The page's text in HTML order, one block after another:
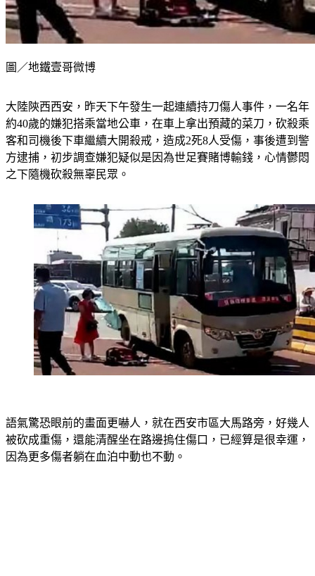
約40歲的嫌犯搭乘當地公車，在車上拿出預藏的菜刀，砍殺乘
客和司機後下車繼續大開殺戒，造成2死8人受傷，事後遭到警
方逮捕，初步調查嫌犯疑似是因為世足賽賭博輸錢，心情鬱悶
之下隨機砍殺無辜民眾。
被砍成重傷，還能清醒坐在路邊摀住傷口，已經算是很幸運，
因為更多傷者躺在血泊中動也不動。